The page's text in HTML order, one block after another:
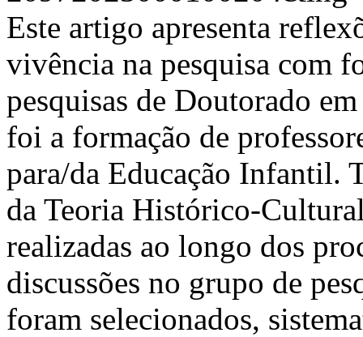
Este artigo apresenta
vivência na pesquisa com
pesquisas de Doutorado
foi a formação de
para/da Educação Infantil.
da Teoria Histórico-
realizadas ao longo dos
discussões no grupo de
foram selecionados,